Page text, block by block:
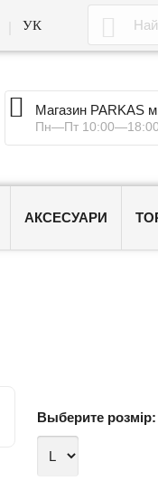
УК 
 Магазин PARKAS
Пн—Пт 10:00—18:00
АКСЕСУАРИ
Выберите розмір: